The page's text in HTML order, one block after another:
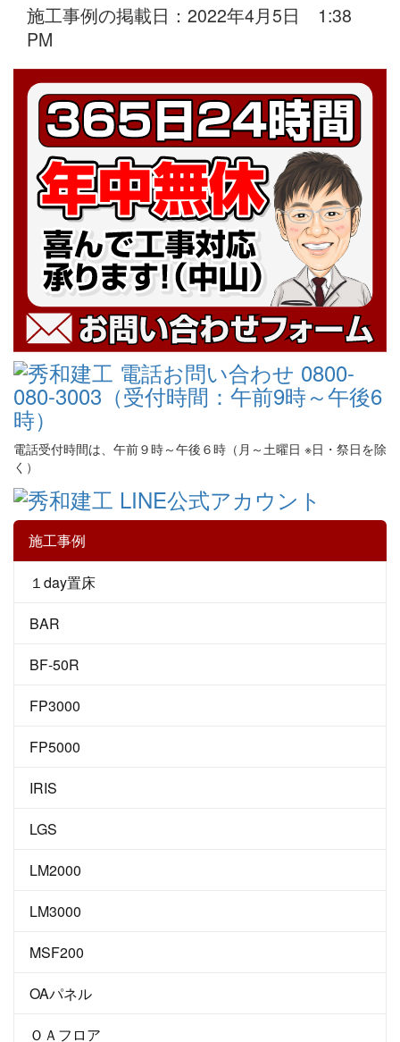
施工事例の掲載日：2022年4月5日 1:38
PM
電話受付時間は、午前９時～午後６時（月～土曜日 ※日・祭日を除
く）
施工事例
１day置床
BAR
BF-50R
FP3000
FP5000
IRIS
LGS
LM2000
LM3000
MSF200
OAパネル
ＯＡフロア